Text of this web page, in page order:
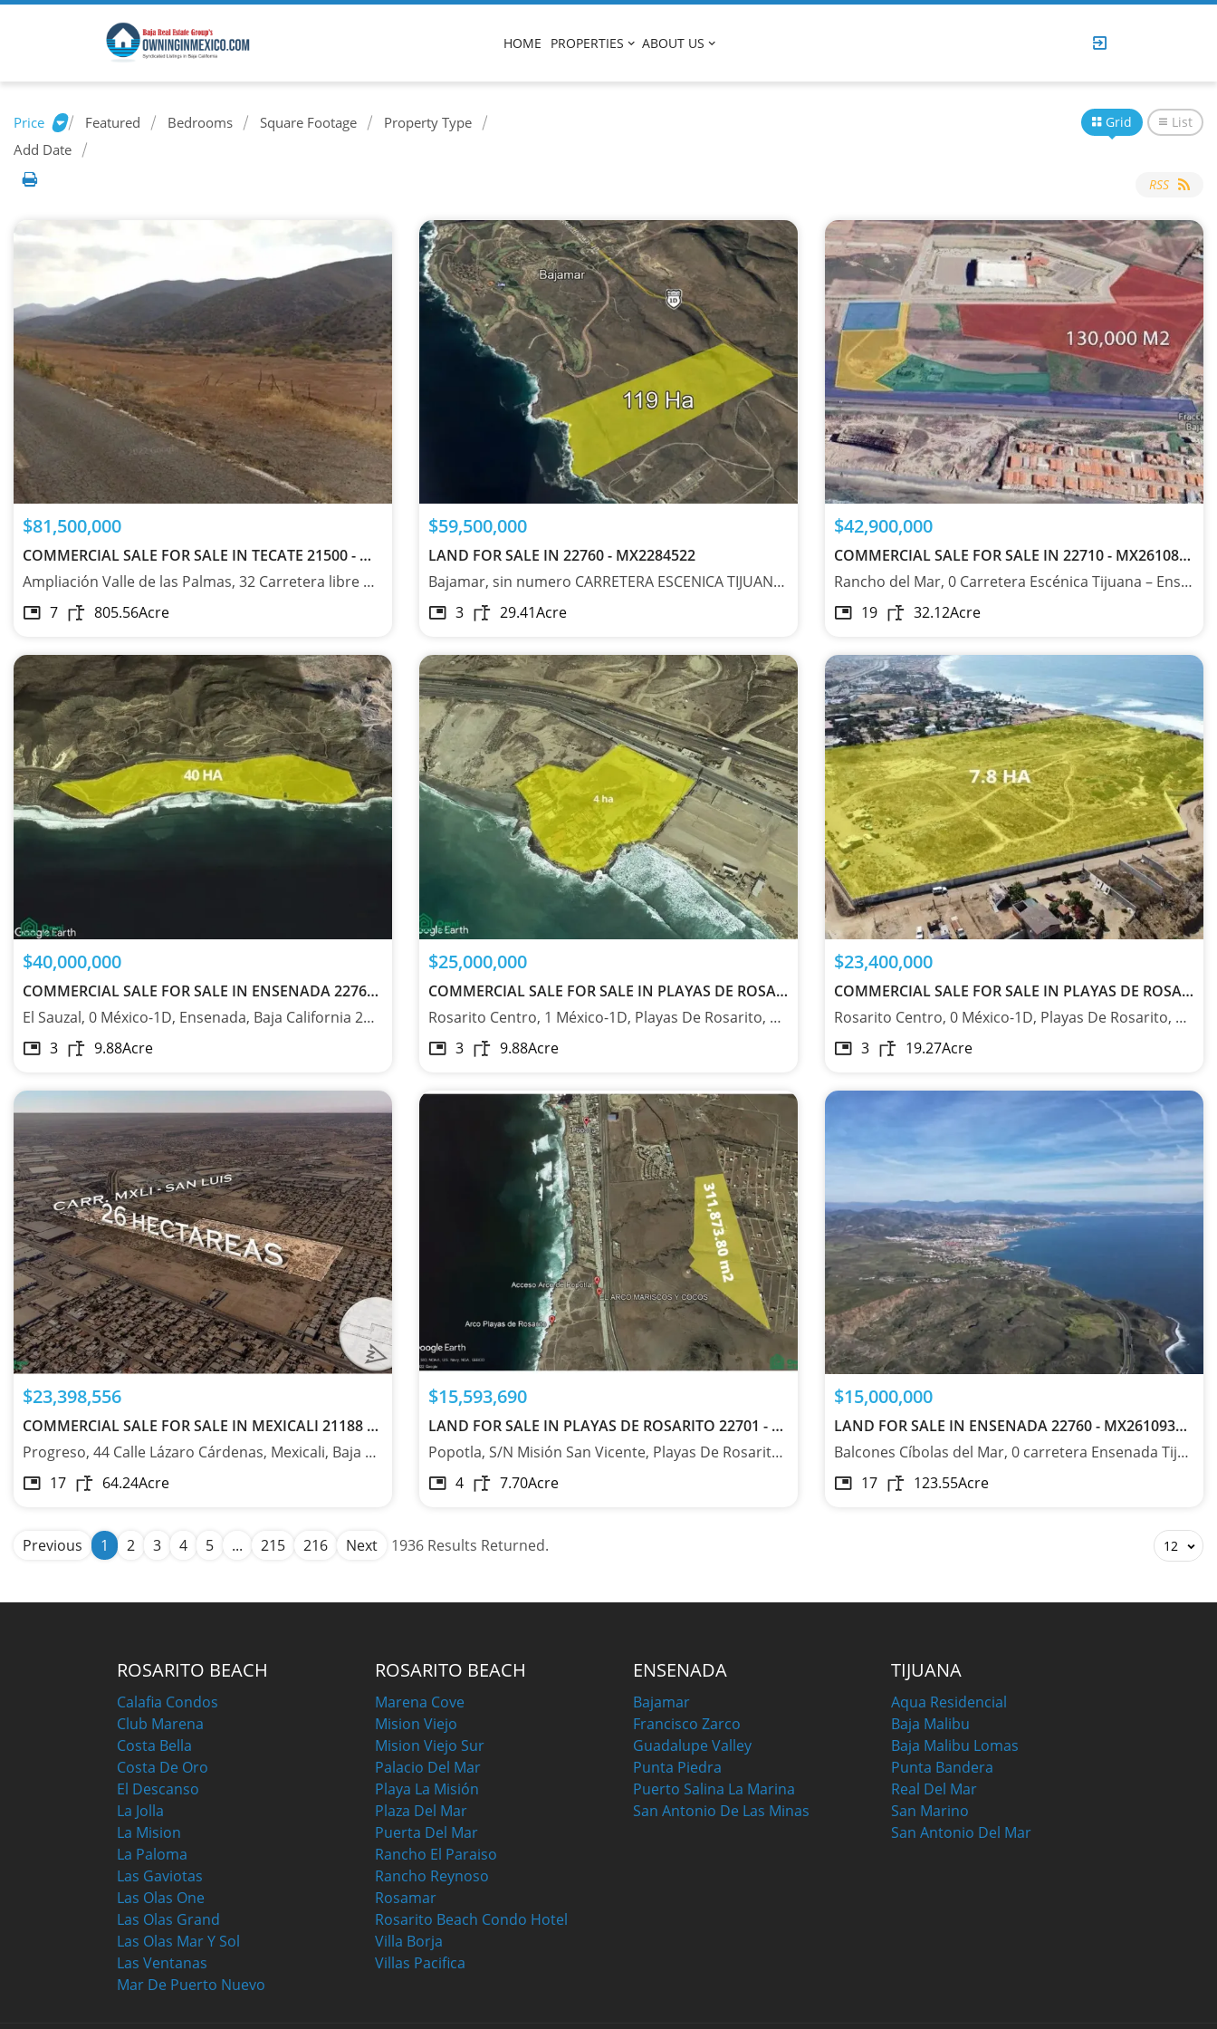
HOME PROPERTIES ABOUT US
Price Featured Bedrooms Square Footage
Property Type
Add Date
Grid List
RSS
$81,500,000
COMMERCIAL SALE FOR SALE IN TECATE 21500 - MX251045899
Ampliación Valle de las Palmas, 32 Carretera libre a Ensenada km.32+500, Tecate, Baja California 21500
7
805.56Acre
$59,500,000
LAND FOR SALE IN 22760 - MX2284522
Bajamar, sin numero CARRETERA ESCENICA TIJUANA ENS. #KM 775, Baja California 22760
3
29.41Acre
$42,900,000
COMMERCIAL SALE FOR SALE IN 22710 - MX261083215
Rancho del Mar, 0 Carretera Escénica Tijuana – Ensenada, Baja California 22710
19
32.12Acre
$40,000,000
COMMERCIAL SALE FOR SALE IN ENSENADA 22760 - MX24744677
El Sauzal, 0 México-1D, Ensenada, Baja California 22760
3
9.88Acre
$25,000,000
COMMERCIAL SALE FOR SALE IN PLAYAS DE ROSARITO 22700 - MX24744687
Rosarito Centro, 1 México-1D, Playas De Rosarito, Baja California 22700
3
9.88Acre
$23,400,000
COMMERCIAL SALE FOR SALE IN PLAYAS DE ROSARITO 22700 - MX24744671
Rosarito Centro, 0 México-1D, Playas De Rosarito, Baja California 22700
3
19.27Acre
$23,398,556
COMMERCIAL SALE FOR SALE IN MEXICALI 21188 - MX261165441
Progreso, 44 Calle Lázaro Cárdenas, Mexicali, Baja California 21188
17
64.24Acre
$15,593,690
LAND FOR SALE IN PLAYAS DE ROSARITO 22701 - MX2284767
Popotla, S/N Misión San Vicente, Playas De Rosarito, Baja California 22701
4
7.70Acre
$15,000,000
LAND FOR SALE IN ENSENADA 22760 - MX261093144
Balcones Cíbolas del Mar, 0 carretera Ensenada Tijuana, Ensenada, Baja California 22760
17
123.55Acre
Previous 1 2 3 4 5 ... 215 216 Next 1936 Results Returned. 12
ROSARITO BEACH
Calafia Condos
Club Marena
Costa Bella
Costa De Oro
El Descanso
La Jolla
La Mision
La Paloma
Las Gaviotas
Las Olas One
Las Olas Grand
Las Olas Mar Y Sol
Las Ventanas
Mar De Puerto Nuevo
ROSARITO BEACH
Marena Cove
Mision Viejo
Mision Viejo Sur
Palacio Del Mar
Playa La Misión
Plaza Del Mar
Puerta Del Mar
Rancho El Paraiso
Rancho Reynoso
Rosamar
Rosarito Beach Condo Hotel
Villa Borja
Villas Pacifica
ENSENADA
Bajamar
Francisco Zarco
Guadalupe Valley
Punta Piedra
Puerto Salina La Marina
San Antonio De Las Minas
TIJUANA
Aqua Residencial
Baja Malibu
Baja Malibu Lomas
Punta Bandera
Real Del Mar
San Marino
San Antonio Del Mar